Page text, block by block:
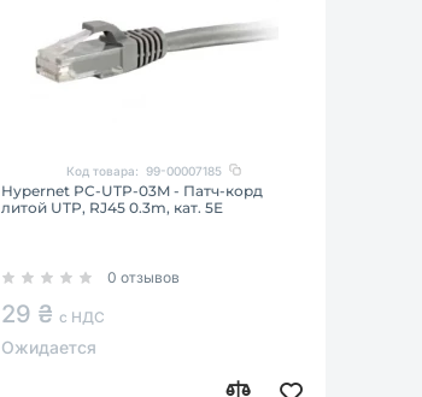
Код товара: 99-00007185
Hypernet PC-UTP-03M - Патч-корд
литой UTP, RJ45 0.3m, кат. 5Е
0 отзывов
29 ₴с НДС
Ожидается